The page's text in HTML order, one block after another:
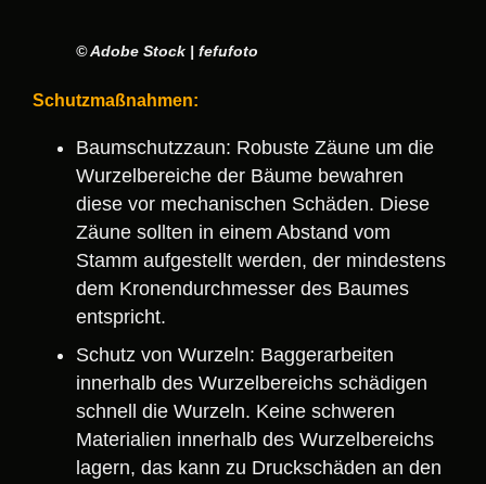
© Adobe Stock | fefufoto
Schutzmaßnahmen:
Baumschutzzaun: Robuste Zäune um die
Wurzelbereiche der Bäume bewahren
diese vor mechanischen Schäden. Diese
Zäune sollten in einem Abstand vom
Stamm aufgestellt werden, der mindestens
dem Kronendurchmesser des Baumes
entspricht.
Schutz von Wurzeln: Baggerarbeiten
innerhalb des Wurzelbereichs schädigen
schnell die Wurzeln. Keine schweren
Materialien innerhalb des Wurzelbereichs
lagern, das kann zu Druckschäden an den